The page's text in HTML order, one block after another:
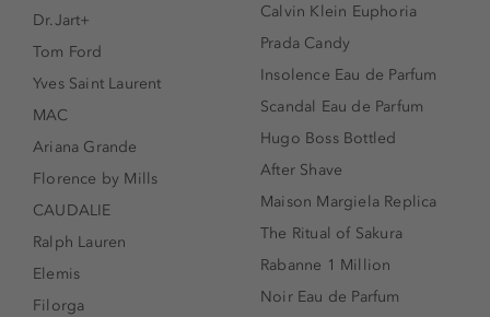
Dr.Jart+
Tom Ford
Yves Saint Laurent
MAC
Ariana Grande
Florence by Mills
CAUDALIE
Ralph Lauren
Elemis
Filorga
Calvin Klein Euphoria
Prada Candy
Insolence Eau de Parfum
Scandal Eau de Parfum
Hugo Boss Bottled
After Shave
Maison Margiela Replica
The Ritual of Sakura
Rabanne 1 Million
Noir Eau de Parfum